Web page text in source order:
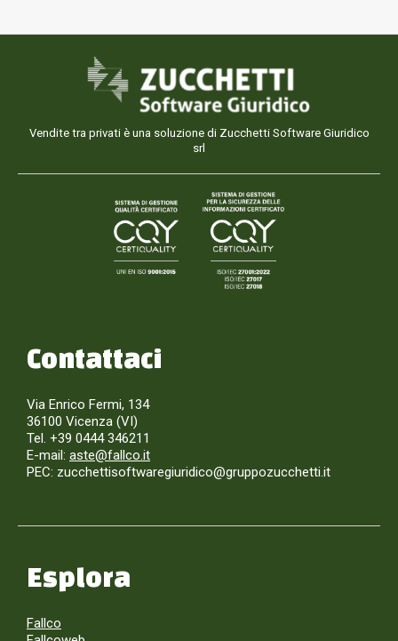
Vendite tra privati è una soluzione di Zucchetti Software Giuridico
srl
Contattaci
Via Enrico Fermi, 134
36100 Vicenza (VI)
Tel. +39 0444 346211
E-mail: aste@fallco.it
PEC: zucchettisoftwaregiuridico@gruppozucchetti.it
Esplora
Fallco